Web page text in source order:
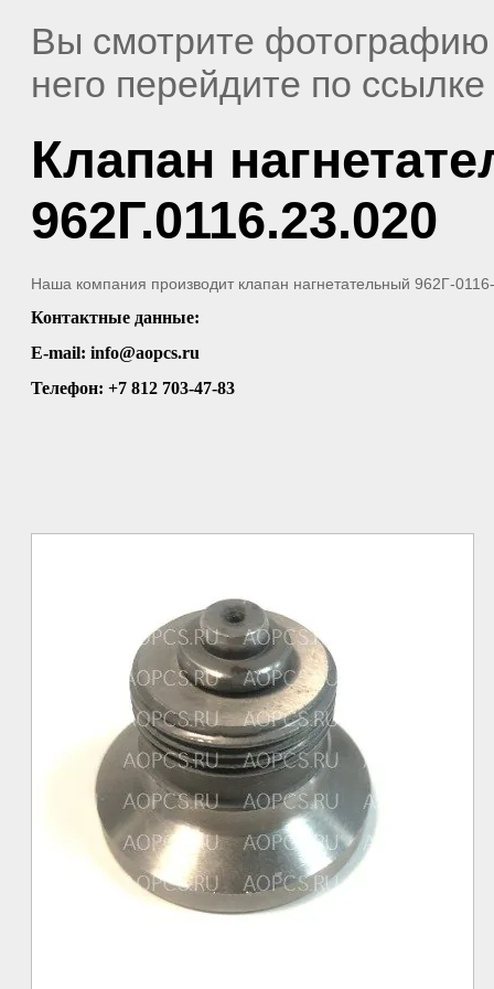
Вы смотрите
него перейдите по ссылке
Клапан
962Г.0116.23.020
Наша компания производит клапан нагнетательный 962Г-
Контактные данные:
E-mail: info@aopcs.ru
Телефон: +7 812 703-47-83